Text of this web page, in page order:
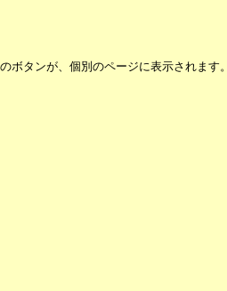
ボタンが、個別のページに表示されます。